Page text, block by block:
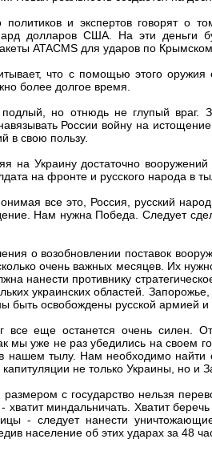
политиков и экспертов говорят о
долларов США. На эти деньги
ATACMS для ударов по
что с помощью этого
более долгое время.
но отнюдь не глупый враг.
России войну на
в свою пользу.
на Украину достаточно
на фронте и русского народа в
все это, Россия, русский
Нам нужна Победа. Следует
о возобновлении поставок
очень важных месяцев. Их
нанести противнику
украинских областей.
быть освобождены русской армией и
все еще останется очень силен.
мы уже не раз убедились на своем
в нашем тылу. Нам необходимо
не только Украины, но и
размером с государство нельзя
- хватит миндальничать. Хватит
- следует нанести
население об этих ударах за 48